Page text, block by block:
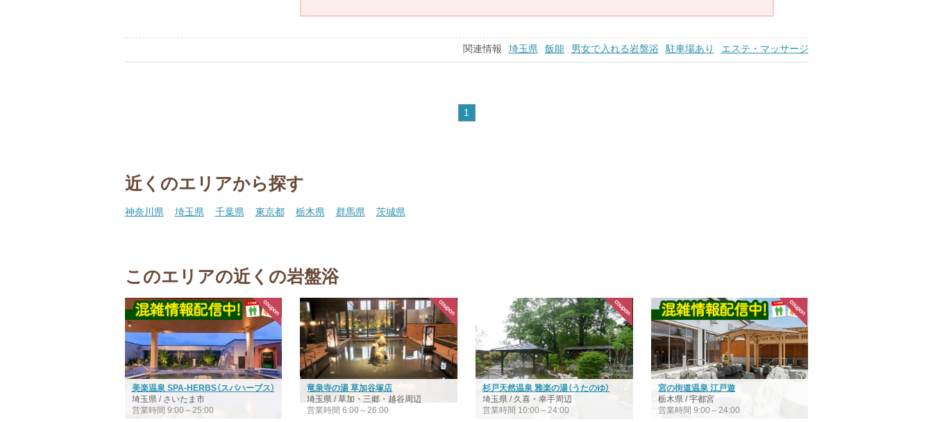
関連情報 埼玉県 飯能 男女で入れる岩盤浴 駐車場あり エステ・マッサージ
1
近くのエリアから探す
神奈川県 埼玉県 千葉県 東京都 栃木県 群馬県 茨城県
このエリアの近くの岩盤浴
美楽温泉 SPA-HERBS（スパハーブス）
埼玉県 / さいたま市
営業時間 9:00～25:00
竜泉寺の湯 草加谷塚店
埼玉県 / 草加・三郷・越谷周辺
営業時間 6:00～26:00
杉戸天然温泉 雅楽の湯（うたのゆ）
埼玉県 / 久喜・幸手周辺
営業時間 10:00～24:00
宮の街道温泉 江戸遊
栃木県 / 宇都宮
営業時間 9:00～24:00